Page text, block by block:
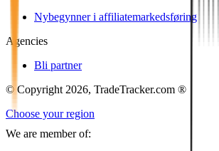
Nybegynner i affiliatemarkedsføring
Agencies
Bli partner
© Copyright 2026, TradeTracker.com ®
Choose your region
We are member of: